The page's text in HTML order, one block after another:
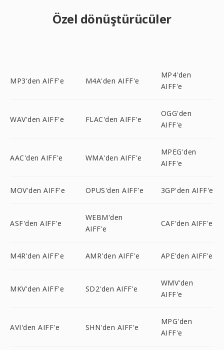
Özel dönüştürücüler
MP3'den AIFF'e M4A'den AIFF'e
MP4'den
AIFF'e
WAV'den AIFF'e FLAC'den AIFF'e
OGG'den
AIFF'e
AAC'den AIFF'e WMA'den AIFF'e
MPEG'den
AIFF'e
MOV'den AIFF'e OPUS'den AIFF'e 3GP'den AIFF'e
ASF'den AIFF'e
WEBM'den
AIFF'e
CAF'den AIFF'e
M4R'den AIFF'e AMR'den AIFF'e APE'den AIFF'e
MKV'den AIFF'e SD2'den AIFF'e
WMV'den
AIFF'e
AVI'den AIFF'e SHN'den AIFF'e
MPG'den
AIFF'e